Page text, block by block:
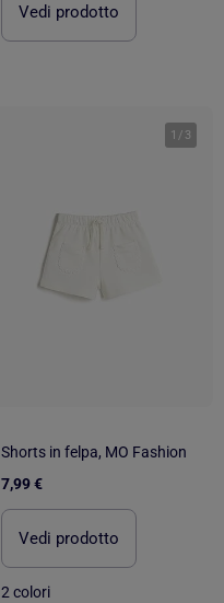
Vedi prodotto
1 / 3
Shorts in felpa, MO Fashion
7,99 €
Vedi prodotto
2 colori